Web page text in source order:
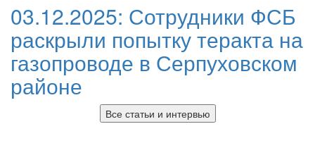
03.12.2025: Сотрудники ФСБ
раскрыли попытку теракта на
газопроводе в Серпуховском
районе
Все статьи и интервью